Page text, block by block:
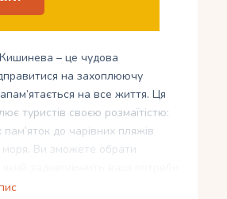
– це чудова
на захоплюючу
на все життя. Ця
туристів своєю розмаїтістю:
пам’яток до чарівних пляжів
Ви зможете обрати
багату культурну